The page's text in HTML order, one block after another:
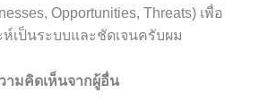
Opportunities, Threats) เพื่อ
ห์เป็นระบบและชัดเจนครับผม
ามคิดเห็นจากผู้อื่น